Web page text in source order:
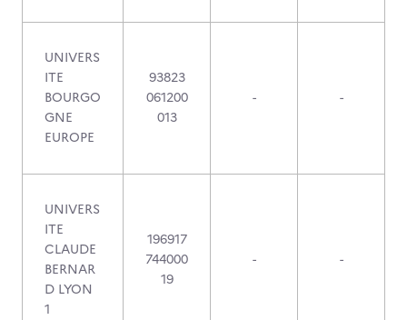
UNIVERS
ITE
BOURGO
GNE
EUROPE
93823
061200
013
- -
UNIVERS
ITE
CLAUDE
BERNAR
D LYON
1
196917
744000
19
- -